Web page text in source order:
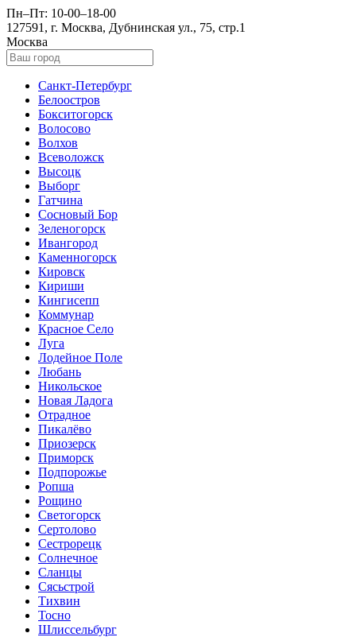
Пн–Пт: 10-00–18-00
127591, г. Москва, Дубнинская ул., 75, стр.1
Москва
Санкт-Петербург
Белоостров
Бокситогорск
Волосово
Волхов
Всеволожск
Высоцк
Выборг
Гатчина
Сосновый Бор
Зеленогорск
Ивангород
Каменногорск
Кировск
Кириши
Кингисепп
Коммунар
Красное Село
Луга
Лодейное Поле
Любань
Никольское
Новая Ладога
Отрадное
Пикалёво
Приозерск
Приморск
Подпорожье
Ропша
Рощино
Светогорск
Сертолово
Сестрорецк
Солнечное
Сланцы
Сясьстрой
Тихвин
Тосно
Шлиссельбург